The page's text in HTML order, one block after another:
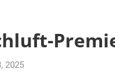
2025